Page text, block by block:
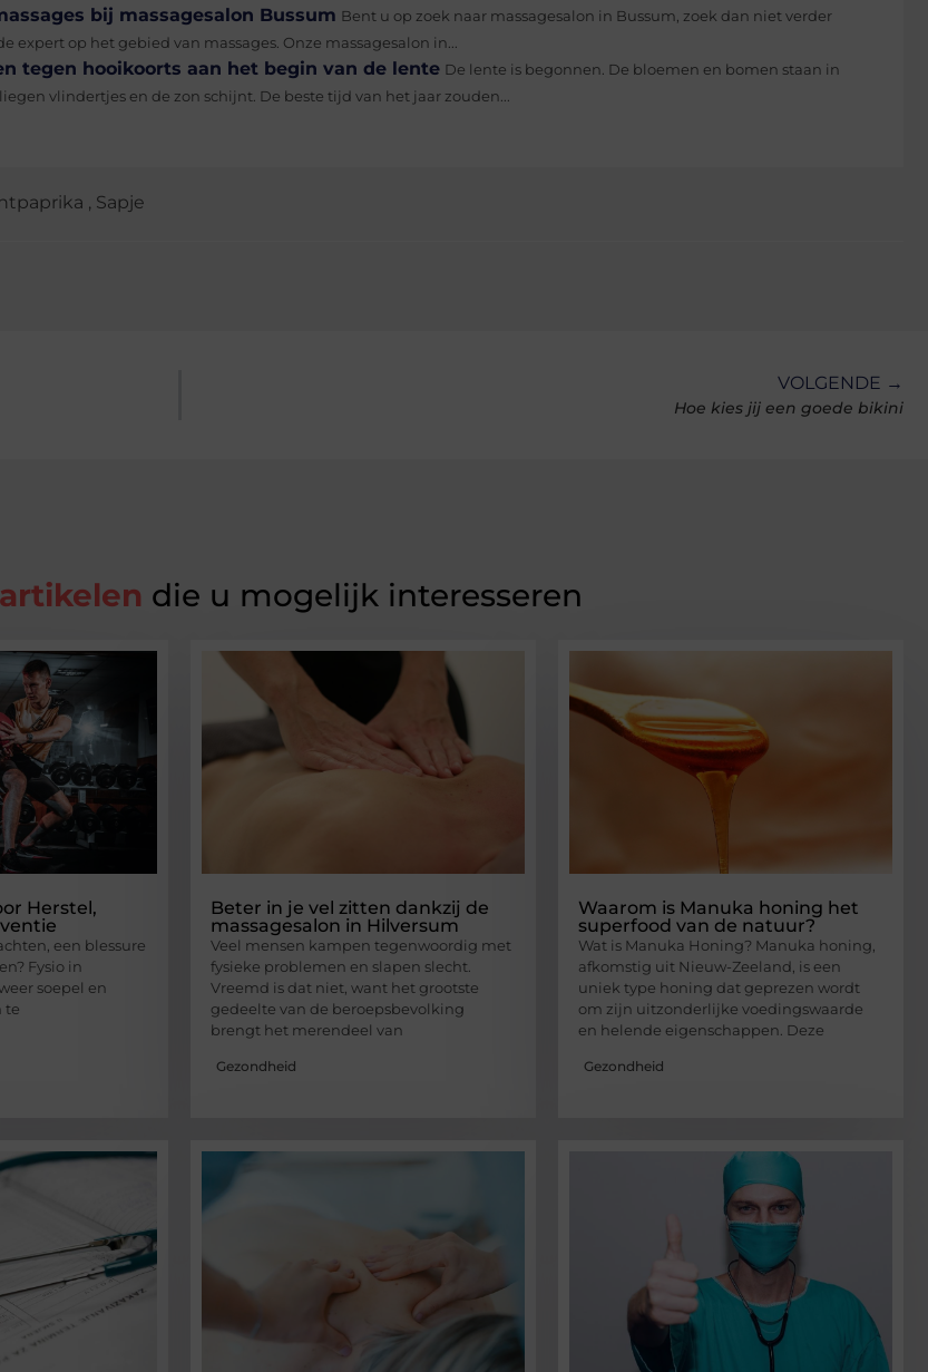
bij massagesalon Bussum Bent u op zoek naar massagesalon in Bussum, zoek dan niet verder
expert op het gebied van massages. Onze massagesalon in...
tegen hooikoorts aan het begin van de lente De lente is begonnen. De bloemen en bomen staan in
vlindertjes en de zon schijnt. De beste tijd van het jaar zouden...
, Sapje
VOLGENDE →
Hoe kies jij een goede bikini
die u mogelijk interesseren
Herstel,
een blessure
Fysio in
soepel en
te
Beter in je vel zitten dankzij de
massagesalon in Hilversum
Veel mensen kampen tegenwoordig met
fysieke problemen en slapen slecht.
Vreemd is dat niet, want het grootste
gedeelte van de beroepsbevolking
brengt het merendeel van
Gezondheid
Waarom is Manuka honing het
superfood van de natuur?
Wat is Manuka Honing? Manuka honing,
afkomstig uit Nieuw-Zeeland, is een
uniek type honing dat geprezen wordt
om zijn uitzonderlijke voedingswaarde
en helende eigenschappen. Deze
Gezondheid